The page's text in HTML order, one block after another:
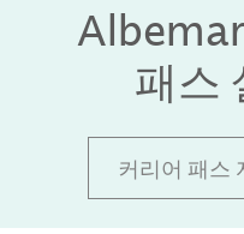
패스
커리어 패스